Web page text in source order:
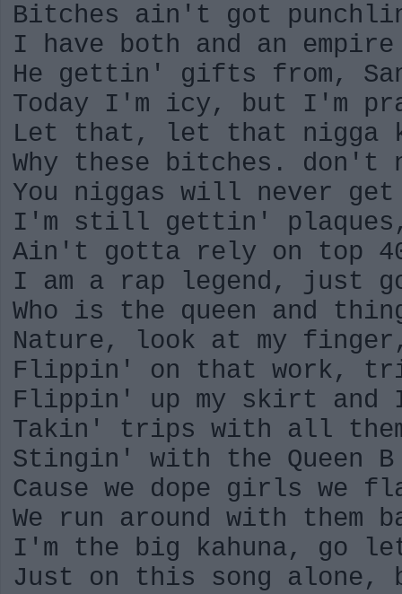
Bitches ain't got
I have both and an
He gettin' gifts from,
Today I'm icy, but I'm
Let that, let that nigga
Why these bitches. don't
You niggas will never
I'm still gettin' plaques,
Ain't gotta rely on top
I am a rap legend, just
Who is the queen and
Nature, look at my
Flippin' on that work,
Flippin' up my skirt
Takin' trips with all
Stingin' with the Queen
Cause we dope girls
We run around with
I'm the big kahuna, go let
Just on this song